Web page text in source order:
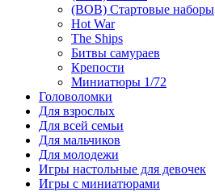
(ВОВ) Стартовые наборы
Hot War
The Ships
Битвы самураев
Крепости
Миниатюры 1/72
Головоломки
Для взрослых
Для всей семьи
Для мальчиков
Для молодежи
Игры настольные для девочек
Игры с миниатюрами